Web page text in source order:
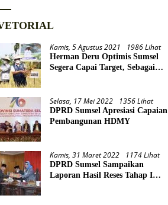
Kamis, 5 Agustus 2021 1986 Lihat
Herman Deru Optimis Sumsel
Segera Capai Target, Sebagai
Selasa, 17 Mei 2022 1356 Lihat
DPRD Sumsel Apresiasi Capaian
Pembangunan HDMY
Kamis, 31 Maret 2022 1174 Lihat
DPRD Sumsel Sampaikan
Laporan Hasil Reses Tahap I